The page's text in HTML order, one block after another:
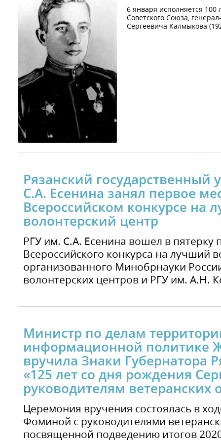
6 января исполняется 100
Советского Союза,
Сергеевича Калмыкова
Рязанский государственный
С.А. Есенина занял первое
Всероссийском конкурсе на
волонтерский центр
РГУ им. С.А. Есенина вошел в пятерку
Всероссийского конкурса на лучший
организованного Минобрнауки
волонтерских центров и РГУ им. А.Н.
Министр по делам
информационной политике
вручила Знаки Губернатора
«125 лет со дня рождения
руководителям ветеранских
Церемония вручения состоялась в
Фоминой с руководителями
посвященной подведению итогов